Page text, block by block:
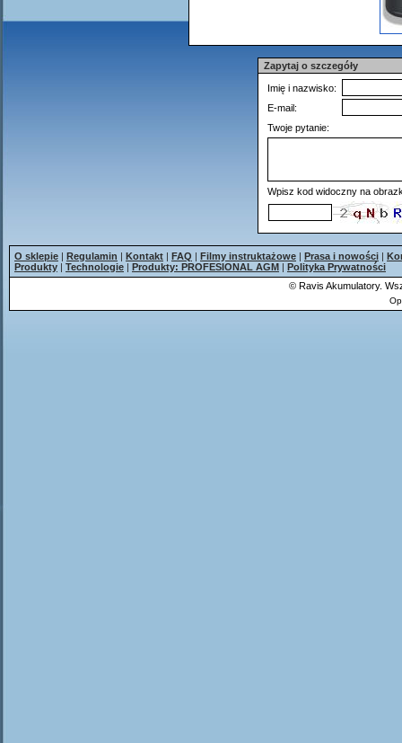
Zapytaj o szczegóły
Imię i nazwisko:
E-mail:
Twoje pytanie:
Wpisz kod widoczny na
O sklepie | Regulamin | Kontakt | FAQ | Filmy instruktażowe | Prasa i nowości |
Produkty | Technologie | Produkty: PROFESIONAL AGM | Polityka Prywatności
© Ravis Akumulatory.